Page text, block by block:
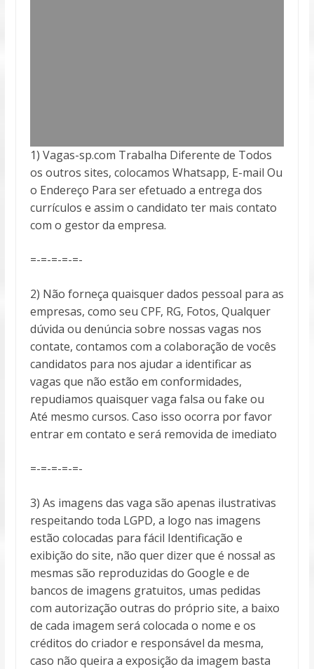
1) Vagas-sp.com Trabalha Diferente de Todos
os outros sites, colocamos Whatsapp, E-mail Ou
o Endereço Para ser efetuado a entrega dos
currículos e assim o candidato ter mais contato
com o gestor da empresa.
=-=-=-=-=-
2) Não forneça quaisquer dados pessoal para as
empresas, como seu CPF, RG, Fotos, Qualquer
dúvida ou denúncia sobre nossas vagas nos
contate, contamos com a colaboração de vocês
candidatos para nos ajudar a identificar as
vagas que não estão em conformidades,
repudiamos quaisquer vaga falsa ou fake ou
Até mesmo cursos. Caso isso ocorra por favor
entrar em contato e será removida de imediato
=-=-=-=-=-
3) As imagens das vaga são apenas ilustrativas
respeitando toda LGPD, a logo nas imagens
estão colocadas para fácil Identificação e
exibição do site, não quer dizer que é nossa! as
mesmas são reproduzidas do Google e de
bancos de imagens gratuitos, umas pedidas
com autorização outras do próprio site, a baixo
de cada imagem será colocada o nome e os
créditos do criador e responsável da mesma,
caso não queira a exposição da imagem basta